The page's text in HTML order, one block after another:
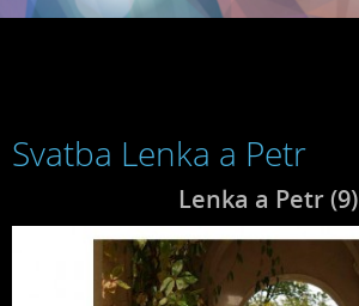
Svatba Lenka a Petr
Lenka a Petr (9)